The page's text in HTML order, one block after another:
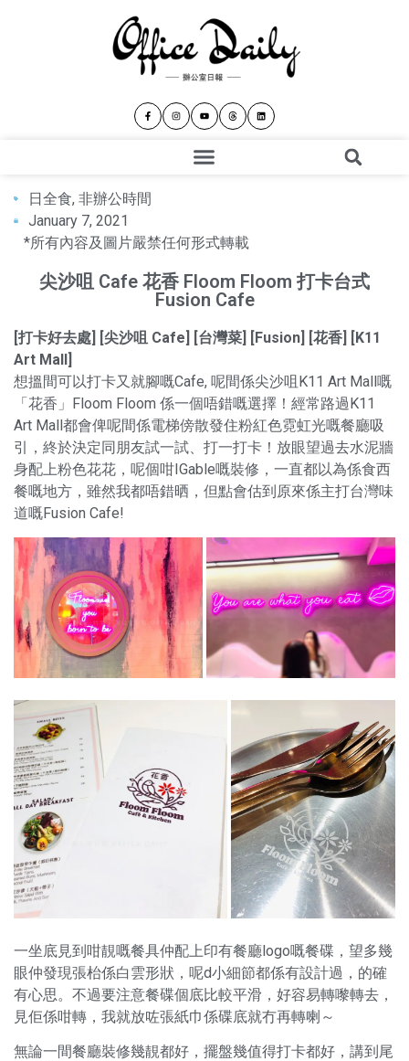
日全食, 非辦公時間
January 7, 2021
*所有內容及圖片嚴禁任何形式轉載
尖沙咀 Cafe 花香 Floom Floom 打卡台式
Fusion Cafe
[打卡好去處] [尖沙咀 Cafe] [台灣菜] [Fusion] [花香] [K11
Art Mall]
想搵間可以打卡又就腳嘅Cafe, 呢間係尖沙咀K11 Art Mall嘅
「花香」Floom Floom 係一個唔錯嘅選擇！經常路過K11
Art Mall都會俾呢間係電梯傍散發住粉紅色霓虹光嘅餐廳吸
引，終於決定同朋友試一試、打一打卡！放眼望過去水泥牆
身配上粉色花花，呢個咁IGable嘅裝修，一直都以為係食西
餐嘅地方，雖然我都唔錯晒，但點會估到原來係主打台灣味
道嘅Fusion Cafe!
一坐底見到咁靚嘅餐具仲配上印有餐廳logo嘅餐碟，望多幾
眼仲發現張枱係白雲形狀，呢d小細節都係有設計過，的確
有心思。不過要注意餐碟個底比較平滑，好容易轉嚟轉去，
見佢係咁轉，我就放咗張紙巾係碟底就冇再轉喇～
無論一間餐廳裝修幾靚都好，擺盤幾值得打卡都好，講到尾